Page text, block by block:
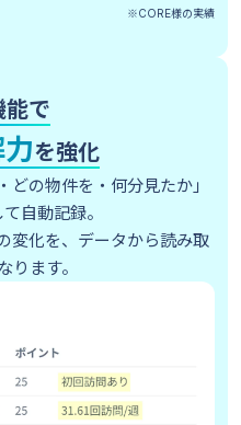
※CORE様の実績
能で
を強化
の物件を・何分見たか」
自動記録。
変化を、データから読み取
ります。